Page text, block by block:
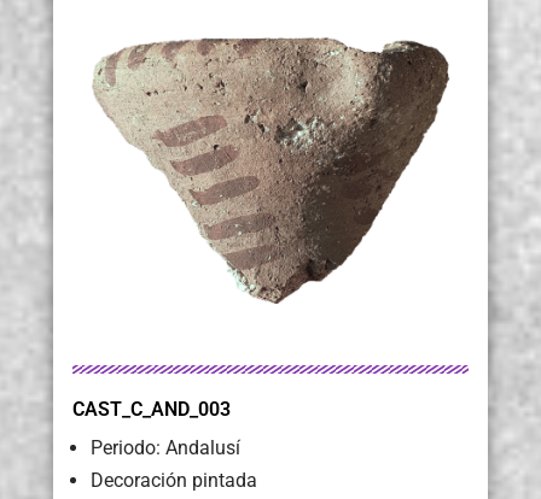
CAST_C_AND_003
Periodo: Andalusí
Decoración pintada